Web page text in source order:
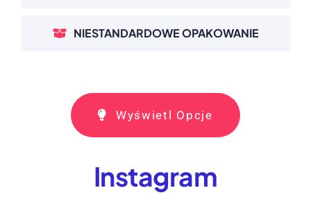
NIESTANDARDOWE OPAKOWANIE
Wyświetl Opcje
Instagram